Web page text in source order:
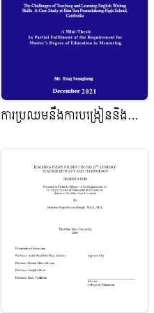
ការប្រឈមនឹងការបង្រៀននិងរៀន
ករណីសិក្សានៅសាលាវិទ្យាល័យ
ហ៊ុន សែន ពាមជីកង